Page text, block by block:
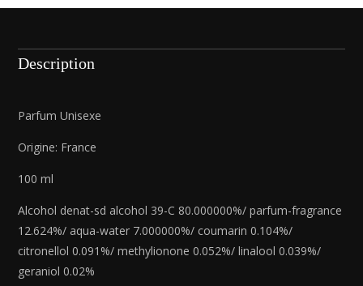
Description
Parfum Unisexe
Origine: France
100 ml
Alcohol denat-sd alcohol 39-C 80.000000%/ parfum-fragrance
12.624%/ aqua-water 7.000000%/ coumarin 0.104%/
citronellol 0.091%/ methylionone 0.052%/ linalool 0.039%/
geraniol 0.02%